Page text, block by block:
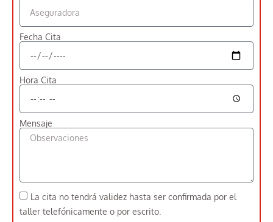
Fecha Cita
Hora Cita
Mensaje
La cita no tendrá validez hasta ser confirmada por el
taller telefónicamente o por escrito.